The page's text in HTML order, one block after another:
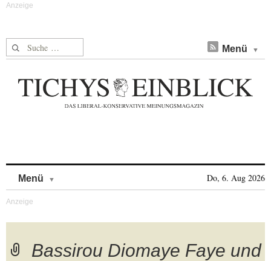
Suche nach: Menü
Menü Do, 6. Aug 2026
Bassirou Diomaye Faye und